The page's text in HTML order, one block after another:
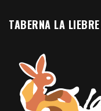
TABERNA LA LIEBRE